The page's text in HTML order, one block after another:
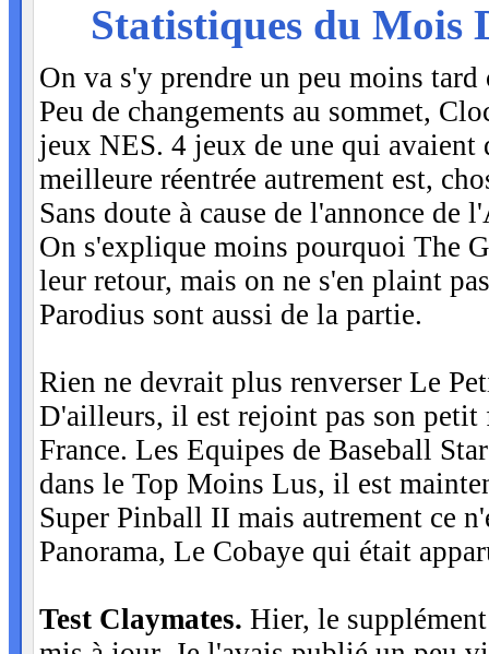
Statistiques du Mois
On va s'y prendre un peu moins
Peu de changements au sommet,
jeux NES. 4 jeux de une qui avaient
meilleure réentrée autrement est,
Sans doute à cause de l'annonce
On s'explique moins pourquoi The
leur retour, mais on ne s'en plaint
Parodius sont aussi de la partie.
Rien ne devrait plus renverser Le
D'ailleurs, il est rejoint pas son
France. Les Equipes de Baseball
dans le Top Moins Lus, il est
Super Pinball II mais autrement ce
Panorama, Le Cobaye qui était
Test Claymates. Hier, le